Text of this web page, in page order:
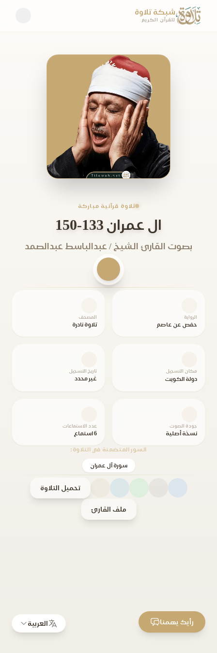
شبكة تلاوة
للقرآن الكريم
تلاوة قرآنية مباركة
ال عمران 133-150
بصوت القارئ الشيخ / عبدالباسط عبدالصمد
الرواية
حفص عن عاصم
المصحف
تلاوة نادرة
مكان التسجيل
دولة الكويت
تاريخ التسجيل
غير محدد
جودة الصوت
نسخة أصلية
عدد الاستماعات
6 استماع
السور المتضمنة في التلاوة:
سورة آل عمران
تحميل التلاوة
ملف القارئ
العربية رأيك يهمنا